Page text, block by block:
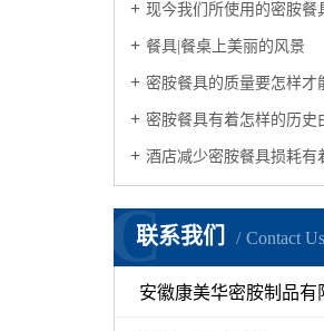
现今我们所使用的密胺餐具不
餐具|餐桌上美丽的风景
密胺餐具的质量要怎样才
密胺餐具有着怎样的历史
酒店减少密胺餐具损耗有
联系我们 Contact Us
C
安徽康美华密胺制品有